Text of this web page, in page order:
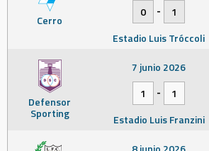
Cerro
0
-
1
Estadio Luis Tróccoli
Defensor
Sporting
7 junio 2026
1
-
1
Estadio Luis Franzini